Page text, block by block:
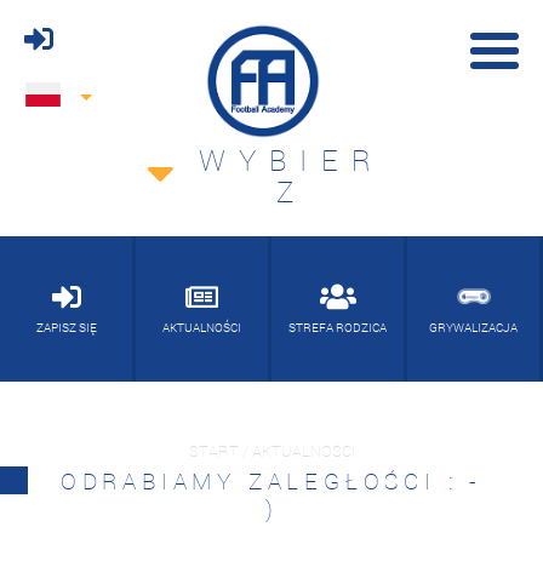
WYBIER
Z
ZAPISZ SIĘ AKTUALNOŚCI STREFA RODZICA GRYWALIZACJA
START / AKTUALNOŚCI
ODRABIAMY ZALEGŁOŚCI : -
)